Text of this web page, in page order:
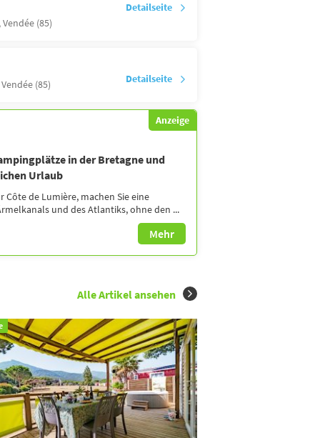
Vendée (85)
Detailseite
Vendée (85) Detailseite
Anzeige
in der Bretagne und
Urlaub
Côte de Lumière, machen Sie eine
und des Atlantiks, ohne den ...
Mehr
Alle Artikel ansehen